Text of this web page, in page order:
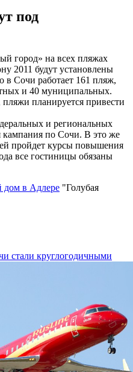
под
город» на всех пляжах
2011 будут установлены
в Сочи работает 161 пляж,
и 40 муниципальных.
планируется привести
и региональных
кампания по Сочи. В это же
пройдет курсы повышения
все гостиницы обязаны
дом в Адлере "Голубая
стали круглогодичными